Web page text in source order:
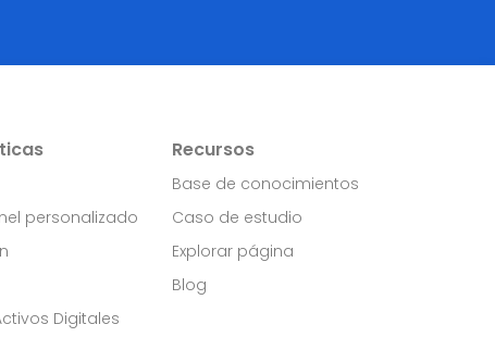
personalizado
Digitales
Recursos
Base de conocimientos
Caso de estudio
Explorar página
Blog